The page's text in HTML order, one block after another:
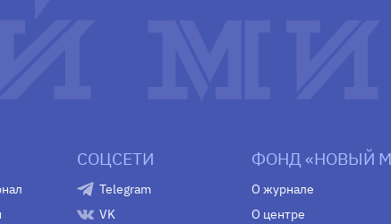
СОЦСЕТИ
Telegram
VK
ФОНД «НОВЫЙ
О журнале
О центре